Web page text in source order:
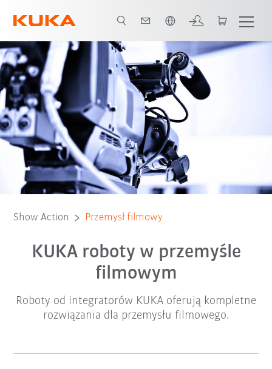
Show Action Przemysł filmowy
KUKA roboty w przemyśle
filmowym
Roboty od integratorów KUKA oferują kompletne
rozwiązania dla przemysłu filmowego.